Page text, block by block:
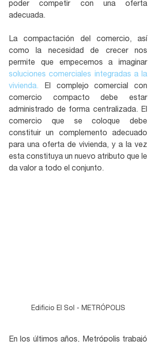
poder competir con una oferta
adecuada.
La compactación del comercio, así
como la necesidad de crecer nos
permite que empecemos a imaginar
soluciones comerciales integradas a la
vivienda. El complejo comercial con
comercio compacto debe estar
administrado de forma centralizada. El
comercio que se coloque debe
constituir un complemento adecuado
para una oferta de vivienda, y a la vez
esta constituya un nuevo atributo que le
da valor a todo el conjunto.
Edificio El Sol - METRÓPOLIS
En los últimos años, Metrópolis trabajó